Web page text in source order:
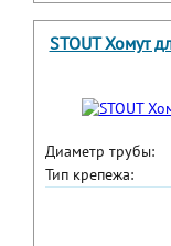
STOUT Хомут
Диаметр трубы:
Тип крепежа: